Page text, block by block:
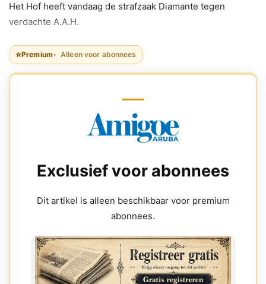
Het Hof heeft vandaag de strafzaak Diamante tegen
verdachte A.A.H.
⭐Premium Alleen voor abonnees
Exclusief voor abonnees
Dit artikel is alleen beschikbaar voor premium
abonnees.